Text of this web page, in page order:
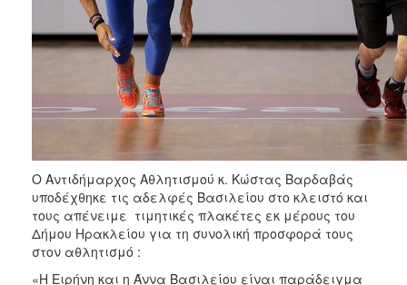
Ο Αντιδήμαρχος Αθλητισμού κ. Κώστας Βαρδαβάς
υποδέχθηκε τις αδελφές Βασιλείου στο κλειστό και
τους απένειμε τιμητικές πλακέτες εκ μέρους του
Δήμου Ηρακλείου για τη συνολική προσφορά τους
στον αθλητισμό :
«Η Ειρήνη και η Άννα Βασιλείου είναι παράδειγμα